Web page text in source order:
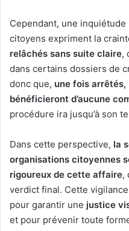
Cependant, une
citoyens expriment la
relâchés sans suite claire,
dans certains dossiers de
donc que, une fois arrêtés,
bénéficieront d’aucune
procédure ira jusqu’à son
Dans cette perspective, la
organisations citoyennes
rigoureux de cette affaire,
verdict final. Cette
pour garantir une justice
et pour prévenir toute